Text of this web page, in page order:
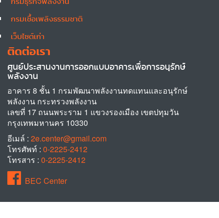
กรมเชื้อเพลิงธรรมชาติ
เว็บไซต์เก่า
ติดต่อเรา
ศูนย์ประสานงานการออกแบบอาคารเพื่อการอนุรักษ์
พลังงาน
อาคาร 8 ชั้น 1 กรมพัฒนาพลังงานทดแทนและอนุรักษ์
พลังงาน กระทรวงพลังงาน
เลขที่ 17 ถนนพระราม 1 แขวงรองเมือง เขตปทุมวัน
กรุงเทพมหานคร 10330
อีเมล์ : 2e.center@gmail.com
โทรศัพท์ : 0-2225-2412
โทรสาร : 0-2225-2412
BEC Center